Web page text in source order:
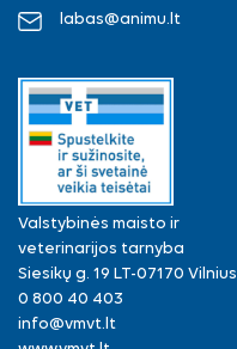
labas@animu.lt
Valstybinės maisto ir
veterinarijos tarnyba
Siesikų g. 19 LT-07170 Vilnius
0 800 40 403
info@vmvt.lt